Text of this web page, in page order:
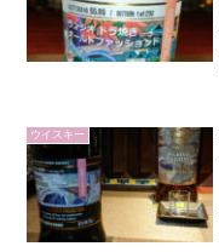
ウイスキー